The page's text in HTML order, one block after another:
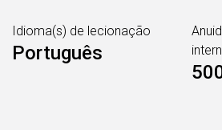
Idioma(s) de lecionação
Português